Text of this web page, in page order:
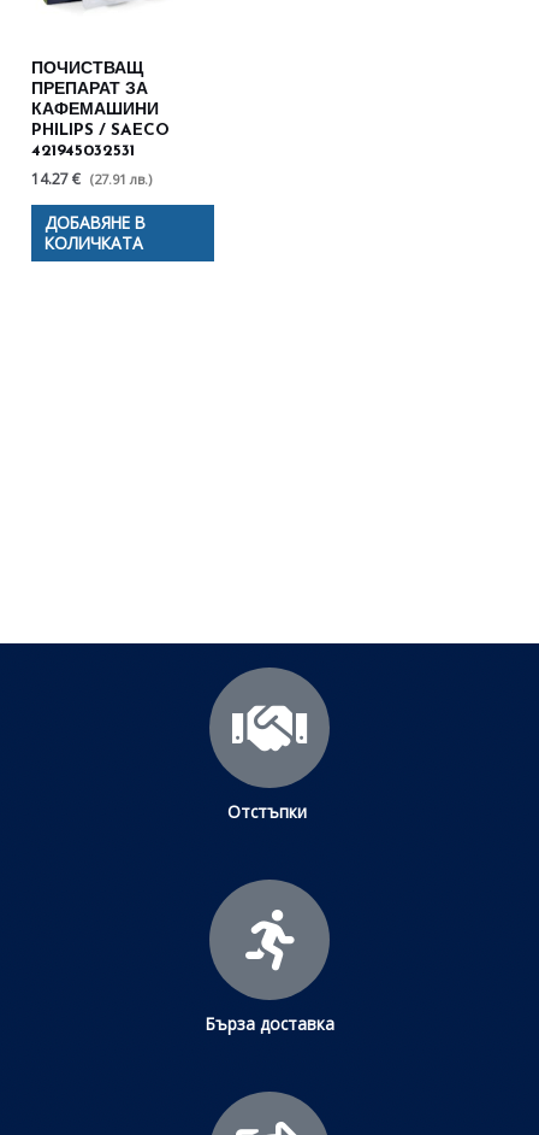
ПОЧИСТВАЩ
ПРЕПАРАТ ЗА
КАФЕМАШИНИ
PHILIPS / SAECO
421945032531
14.27 € (27.91 лв.)
ДОБАВЯНЕ В
КОЛИЧКАТА
Отстъпки
Бърза доставка